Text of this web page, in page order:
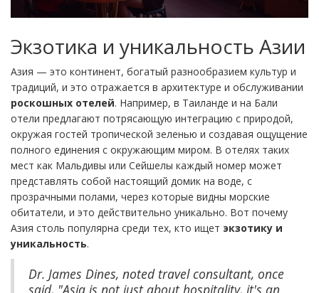
Экзотика и уникальность Азии
Азия — это континент, богатый разнообразием культур и
традиций, и это отражается в архитектуре и обслуживании
роскошных отелей. Например, в Таиланде и на Бали
отели предлагают потрясающую интеграцию с природой,
окружая гостей тропической зеленью и создавая ощущение
полного единения с окружающим миром. В отелях таких
мест как Мальдивы или Сейшелы каждый номер может
представлять собой настоящий домик на воде, с
прозрачными полами, через которые видны морские
обитатели, и это действительно уникально. Вот почему
Азия столь популярна среди тех, кто ищет экзотику и
уникальность.
Dr. James Dines, noted travel consultant, once